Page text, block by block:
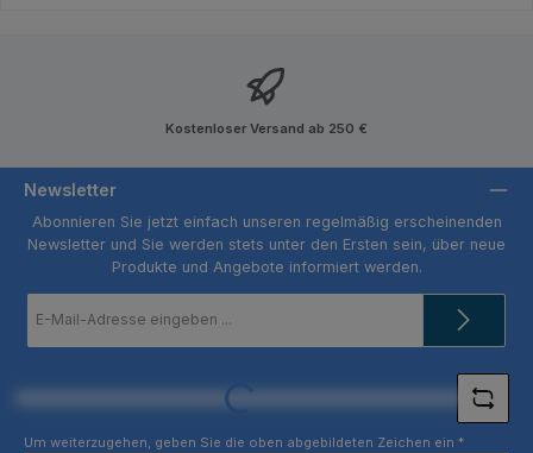
Kostenloser Versand ab 250 €
Newsletter
Abonnieren Sie jetzt einfach unseren regelmäßig erscheinenden
Newsletter und Sie werden stets unter den Ersten sein, über neue
Produkte und Angebote informiert werden.
Mail-
Loading...
Um weiterzugehen, geben Sie die oben abgebildeten Zeichen ein *